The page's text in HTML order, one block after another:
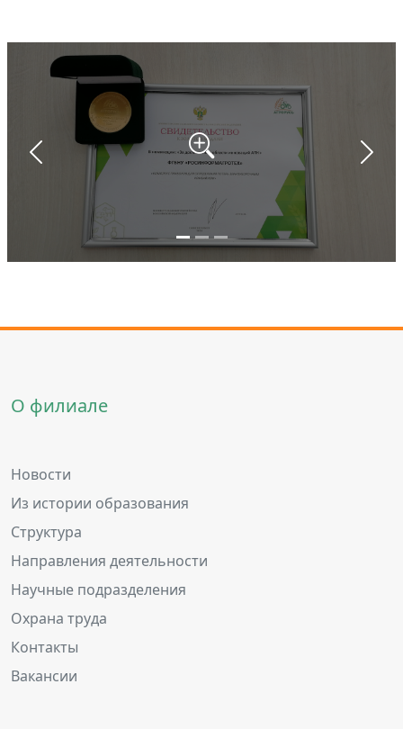
Назад
О филиале
Новости
Из истории образования
Структура
Направления деятельности
Научные подразделения
Охрана труда
Контакты
Вакансии